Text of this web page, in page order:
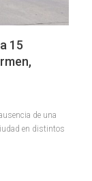
15
de una
en distintos